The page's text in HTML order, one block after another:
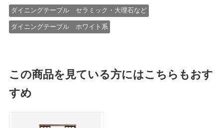
ダイニングテーブル セラミック・大理石など
ダイニングテーブル ホワイト系
この商品を見ている方にはこちらもおす
すめ